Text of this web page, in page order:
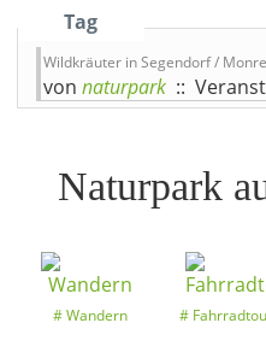
Tag
Wildkräuter in Segendorf /
von naturpark ::
Naturpark
Wandern